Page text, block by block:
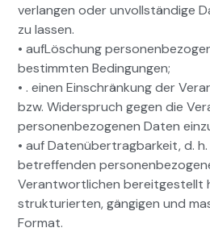
verlangen oder unvollständige
zu lassen.
• aufLöschung
bestimmten Bedingungen;
• . einen Einschränkung der
bzw. Widerspruch gegen die
personenbezogenen Daten
• auf Datenübertragbarkeit, d.
betreffenden
Verantwortlichen bereitgestellt
strukturierten, gängigen und
Format.